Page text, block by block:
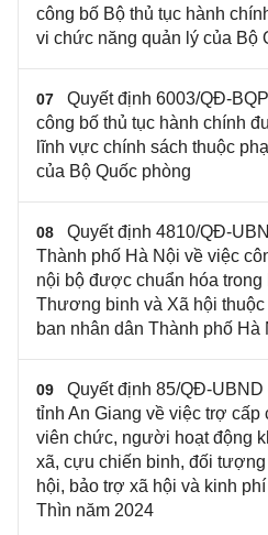
công bố Bộ thủ tục hành
vi chức năng quản lý của Bộ
07
Quyết định 6003/QĐ-
công bố thủ tục hành chính
lĩnh vực chính sách thuộc
của Bộ Quốc phòng
08
Quyết định 4810/QĐ-
Thành phố Hà Nội về việc
nội bộ được chuẩn hóa
Thương binh và Xã hội
ban nhân dân Thành phố Hà
09
Quyết định 85/QĐ-
tỉnh An Giang về việc trợ cấp
viên chức, người hoạt động
xã, cựu chiến binh, đối
hội, bảo trợ xã hội và kinh
Thìn năm 2024